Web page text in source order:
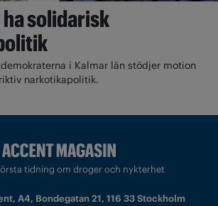
solidarisk
i Kalmar län stödjer motion
narkotikapolitik.
tidning om droger och nykterhet
A4, Bondegatan 21, 116 33 Stockholm